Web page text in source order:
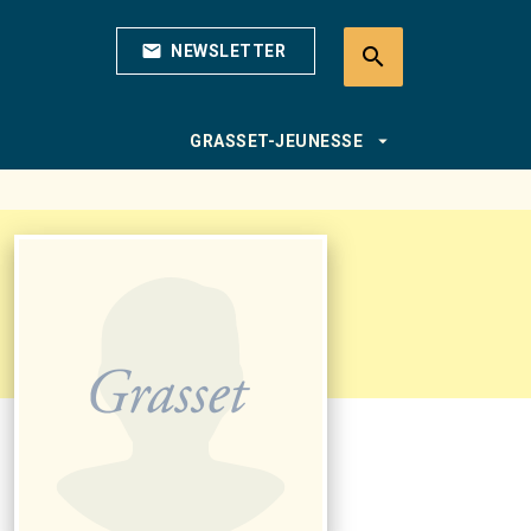
mail NEWSLETTER search
GRASSET-JEUNESSE arrow_drop_down